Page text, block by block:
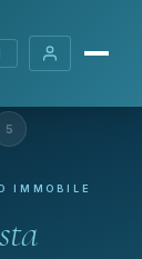
5
IMMOBILE